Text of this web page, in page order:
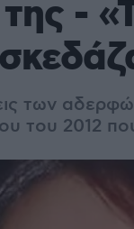
-
των
του 2012